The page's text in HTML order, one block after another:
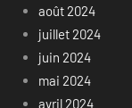
août 2024
juillet 2024
juin 2024
mai 2024
avril 2024